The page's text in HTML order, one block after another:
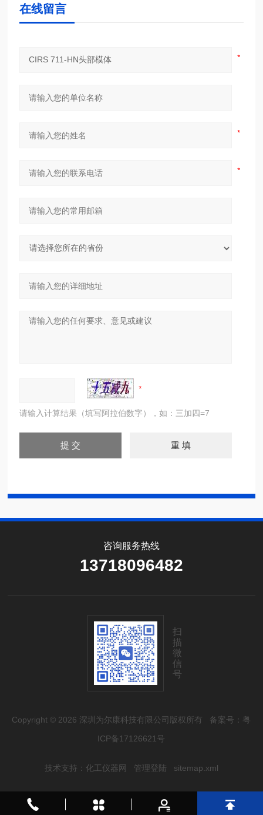
在线留言
请输入计算结果（填写阿拉伯数字），如：三加四=7
咨询服务热线
13718096482
扫
描
微
信
号
Copyright © 2026 深圳为尔康科技有限公司版权所有 备案号：粤
ICP备17126621号
技术支持： 化工仪器网 管理登陆 sitemap.xml